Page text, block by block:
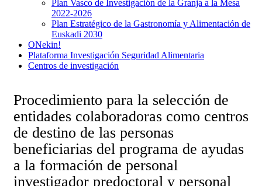
Plan Vasco de Investigación de la Granja a la Mesa
2022-2026
Plan Estratégico de la Gastronomía y Alimentación de
Euskadi 2030
ONekin!
Plataforma Investigación Seguridad Alimentaria
Centros de investigación
Procedimiento para la selección de
entidades colaboradoras como centros
de destino de las personas
beneficiarias del programa de ayudas
a la formación de personal
investigador predoctoral y personal